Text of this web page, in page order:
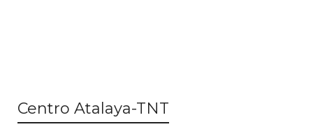
Centro Atalaya-TNT